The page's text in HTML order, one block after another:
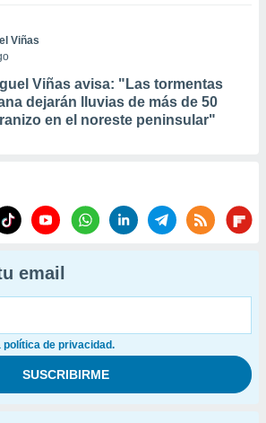
Viñas
Viñas avisa: "Las tormentas
dejarán lluvias de más de 50
en el noreste peninsular"
email
política de privacidad.